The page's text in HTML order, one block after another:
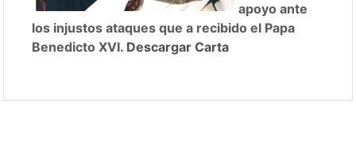
apoyo ante
los injustos ataques que a recibido el Papa
Benedicto XVI. Descargar Carta